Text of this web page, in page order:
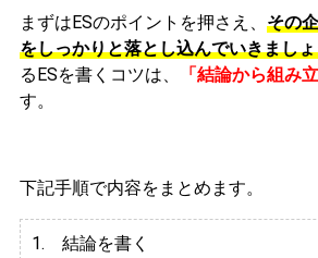
まずはESのポイントを押さえ、 その
をしっかりと落とし込んでいきまし
るESを書くコツは、
「結論から組み
す。
下記手順で内容をまとめます。
1. 結論を書く